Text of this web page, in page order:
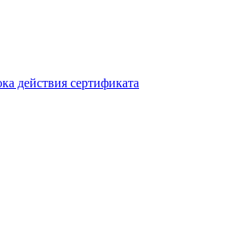
действия сертификата